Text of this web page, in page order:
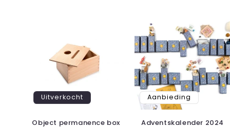
Uitverkocht
Object permanence box
Aanbieding
Adventskalender 2024